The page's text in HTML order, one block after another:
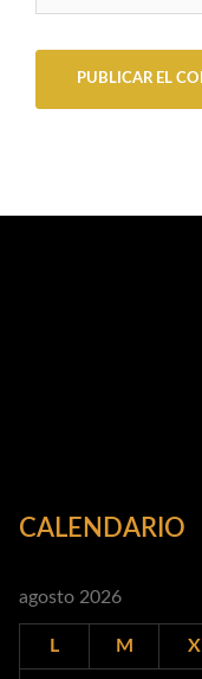
CALENDARIO
agosto 2026
L M X